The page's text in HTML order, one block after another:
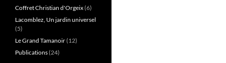
Coffret Christian d'Orgeix(6)
Lacomblez, Un jardin universel
(5)
Le Grand Tamanoir(12)
Publications(24)